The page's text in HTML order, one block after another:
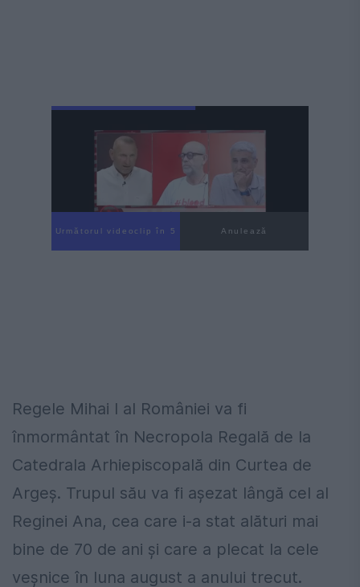
Următorul videoclip în 3 Anulează
Regele Mihai I al României va fi
înmormântat în Necropola Regală de la
Catedrala Arhiepiscopală din Curtea de
Argeş. Trupul său va fi așezat lângă cel al
Reginei Ana, cea care i-a stat alături mai
bine de 70 de ani și care a plecat la cele
veșnice în luna august a anului trecut.